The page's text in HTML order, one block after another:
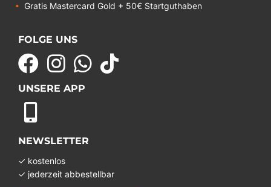
Gratis Mastercard Gold + 50€ Startguthaben
FOLGE UNS
UNSERE APP
NEWSLETTER
✓ kostenlos
✓ jederzeit abbestellbar